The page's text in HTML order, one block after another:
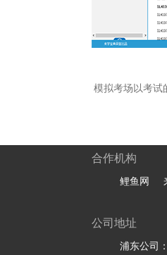
模拟考场以考试
合作机构
鲤鱼网
公司地址
浦东公司